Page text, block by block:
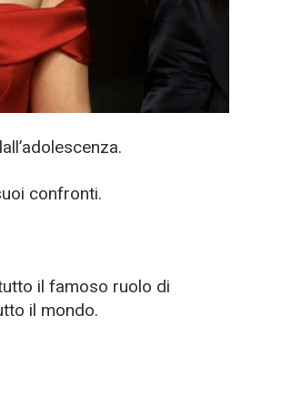
confronti.
il famoso ruolo di
il mondo.